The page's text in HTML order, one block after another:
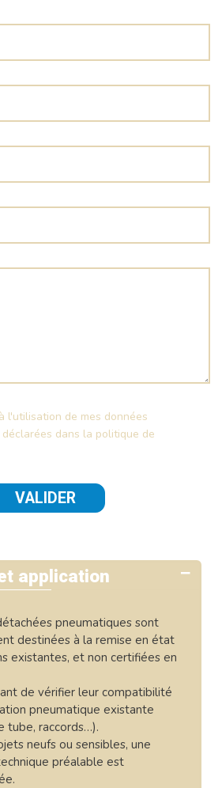
l'utilisation de mes données
dans la politique de
application
pneumatiques sont
destinées à la remise en état
existantes, et non certifiées en
de vérifier leur compatibilité
pneumatique existante
tube, raccords…).
neufs ou sensibles, une
préalable est